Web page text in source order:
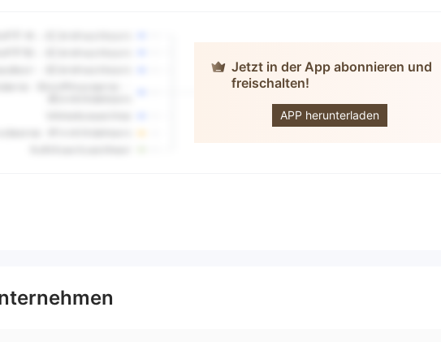
Jetzt in der App abonnieren und
freischalten!
APP herunterladen
MGK
International